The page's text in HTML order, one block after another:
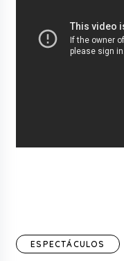
ESPECTÁCULOS